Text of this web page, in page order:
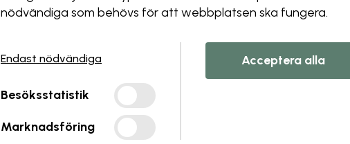
nödvändiga som behövs för att webbplatsen ska fungera.
Endast nödvändiga
Besöksstatistik
Marknadsföring
Acceptera alla